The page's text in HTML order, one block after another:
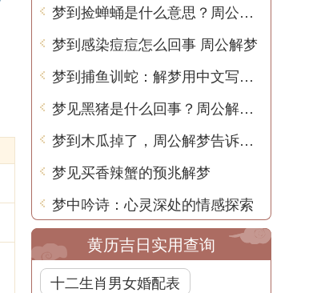
梦到捡蝉蛹是什么意思？周公解梦告诉你
梦到感染痘痘怎么回事 周公解梦
梦到捕鱼训蛇：解梦用中文写一篇文章
梦见黑猪是什么回事？周公解梦带你揭秘
梦到木瓜掉了，周公解梦告诉你的意思
梦见买香辣蟹的预兆解梦
梦中吟诗：心灵深处的情感探索
黄历吉日实用查询
十二生肖男女婚配表